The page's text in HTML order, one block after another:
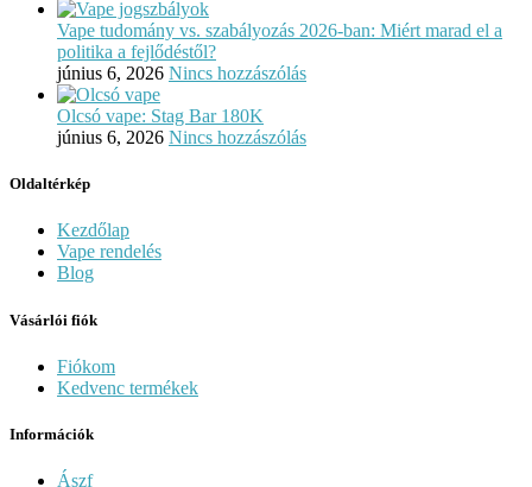
Vape tudomány vs. szabályozás 2026-ban: Miért marad el a
politika a fejlődéstől?
június 6, 2026 Nincs hozzászólás
Olcsó vape: Stag Bar 180K
június 6, 2026 Nincs hozzászólás
Oldaltérkép
Kezdőlap
Vape rendelés
Blog
Vásárlói fiók
Fiókom
Kedvenc termékek
Információk
Ászf